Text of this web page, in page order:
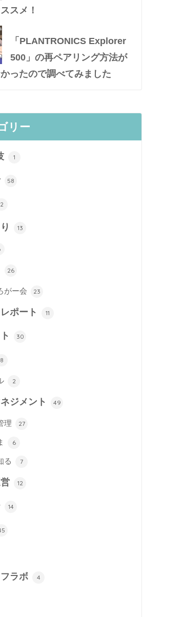
スメ！
「PLANTRONICS Explorer
500」の再ペアリング方法が
ったので調べてみました
リー
1
58
2
13
26
がー会 23
ポート 11
30
8
2
ジメント 49
理 27
6
る 7
12
14
ラボ 4